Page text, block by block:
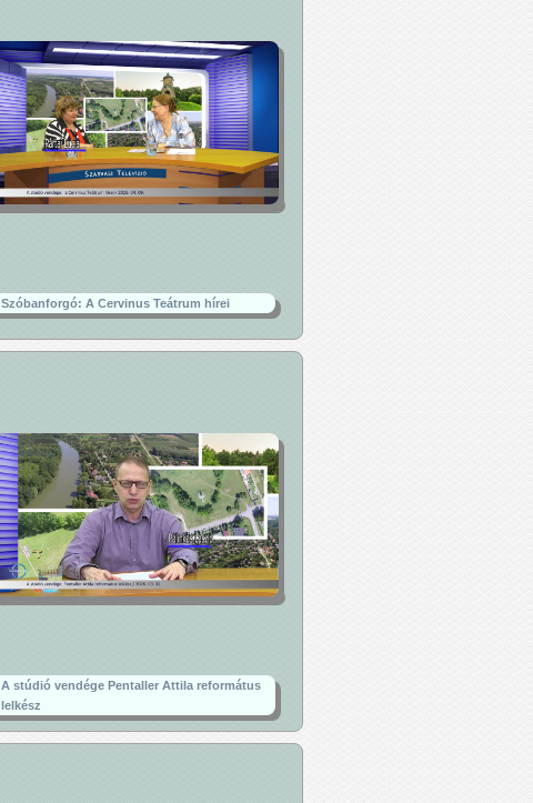
Szóbanforgó: A Cervinus Teátrum hírei
A stúdió vendége Pentaller Attila református
lelkész